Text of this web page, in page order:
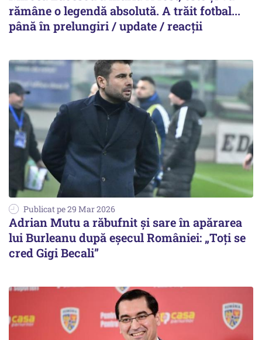
rămâne o legendă absolută. A trăit fotbal...
până în prelungiri / update / reacții
Publicat pe 29 Mar 2026
Adrian Mutu a răbufnit și sare în apărarea
lui Burleanu după eșecul României: „Toți se
cred Gigi Becali”